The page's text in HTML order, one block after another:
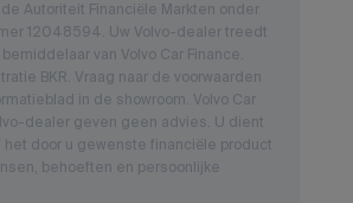
Autoriteit Financiële Markten onder
12048594. Uw Volvo-dealer treedt
van Volvo Car Finance.
BKR. Vraag naar de voorwaarden
in de showroom. Volvo Car
dealer geven geen advies. U dient
het door u gewenste financiële product
behoeften en persoonlijke